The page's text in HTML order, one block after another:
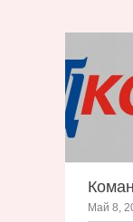
Май 8,